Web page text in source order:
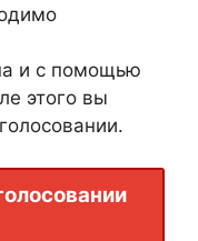
и с помощью
этого вы